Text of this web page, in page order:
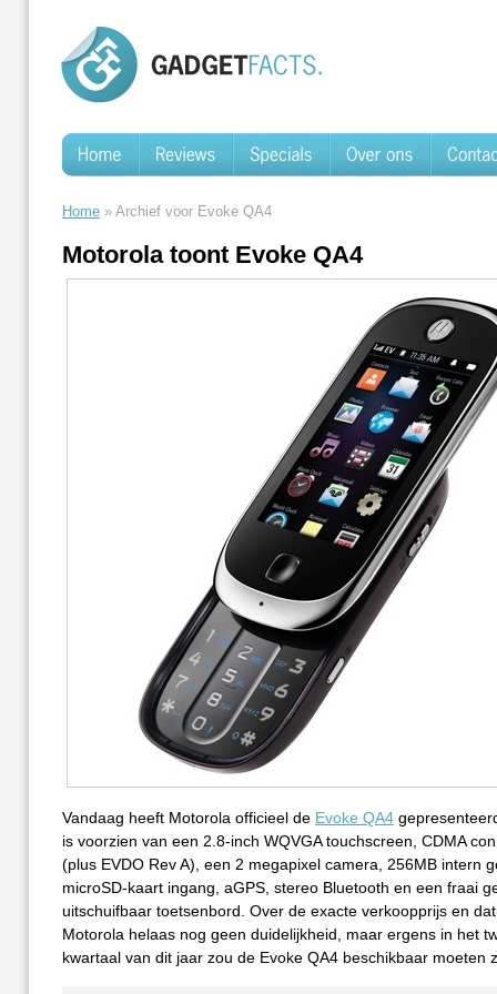
Home » Archief voor Evoke QA4
Motorola toont Evoke QA4
Vandaag heeft Motorola officieel de Evoke QA4
is voorzien van een 2.8-inch WQVGA touchscreen, CDMA
(plus EVDO Rev A), een 2 megapixel camera, 256MB intern
microSD-kaart ingang, aGPS, stereo Bluetooth en een fraai
uitschuifbaar toetsenbord. Over de exacte verkoopprijs en
Motorola helaas nog geen duidelijkheid, maar ergens in het
kwartaal van dit jaar zou de Evoke QA4 beschikbaar moeten